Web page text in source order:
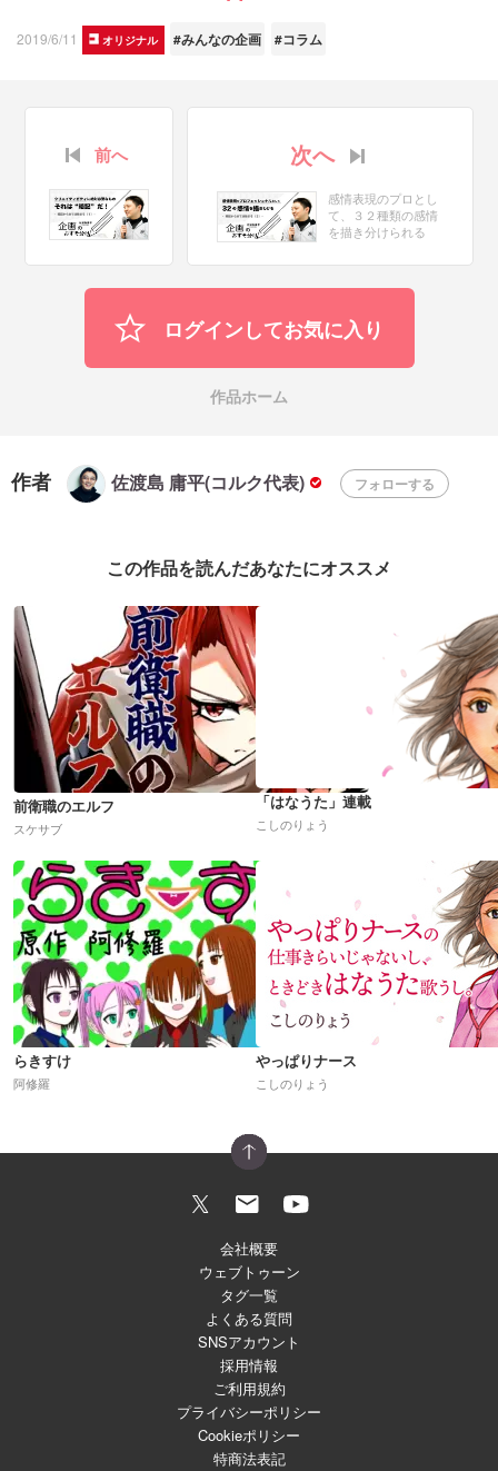
2019/6/11 オリジナル #みんなの企画 #コラム
前へ 次へ
感情表現のプロとし
て、３２種類の感情
を描き分けられる
は始まる（３）】
ログインしてお気に入り
作品ホーム
作者 佐渡島 庸平(コルク代表) フォローする
この作品を読んだあなたにオススメ
前衛職のエルフ
スケサブ
「はなうた」連載
こしのりょう
らきすけ
阿修羅
やっぱりナース
こしのりょう
会社概要
ウェブトゥーン
タグ一覧
よくある質問
SNSアカウント
採用情報
ご利用規約
プライバシーポリシー
Cookieポリシー
特商法表記